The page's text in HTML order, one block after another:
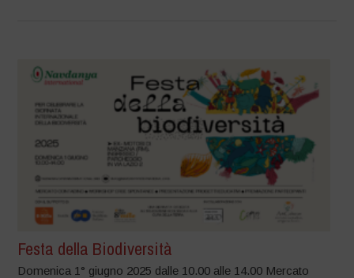
Festa della Biodiversità
Domenica 1° giugno 2025 dalle 10.00 alle 14.00 Mercato